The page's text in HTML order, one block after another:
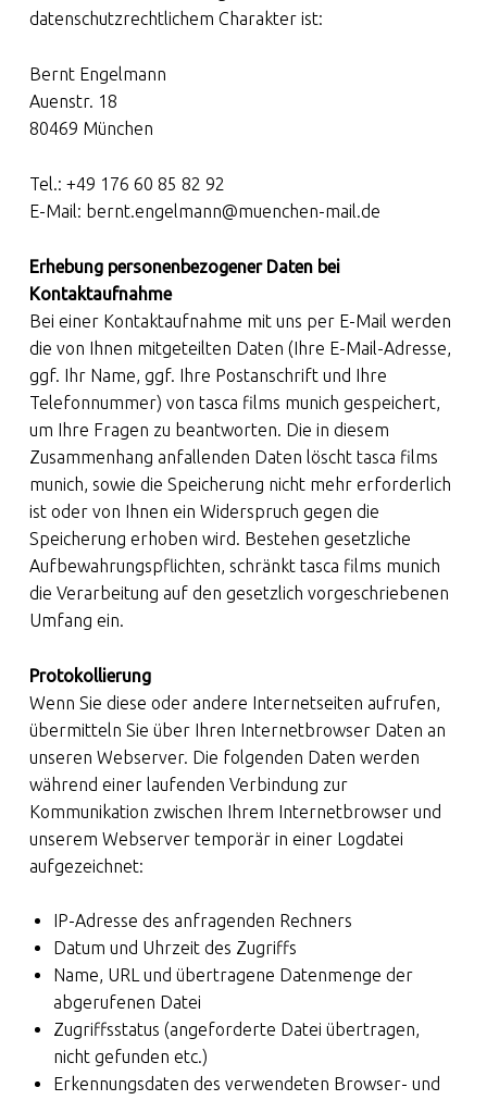
datenschutzrechtlichem Charakter ist:
Bernt Engelmann
Auenstr. 18
80469 München
Tel.: +49 176 60 85 82 92
E-Mail: bernt.engelmann@muenchen-mail.de
Erhebung personenbezogener Daten bei
Kontaktaufnahme
Bei einer Kontaktaufnahme mit uns per E-Mail werden
die von Ihnen mitgeteilten Daten (Ihre E-Mail-Adresse,
ggf. Ihr Name, ggf. Ihre Postanschrift und Ihre
Telefonnummer) von tasca films munich gespeichert,
um Ihre Fragen zu beantworten. Die in diesem
Zusammenhang anfallenden Daten löscht tasca films
munich, sowie die Speicherung nicht mehr erforderlich
ist oder von Ihnen ein Widerspruch gegen die
Speicherung erhoben wird. Bestehen gesetzliche
Aufbewahrungspflichten, schränkt tasca films munich
die Verarbeitung auf den gesetzlich vorgeschriebenen
Umfang ein.
Protokollierung
Wenn Sie diese oder andere Internetseiten aufrufen,
übermitteln Sie über Ihren Internetbrowser Daten an
unseren Webserver. Die folgenden Daten werden
während einer laufenden Verbindung zur
Kommunikation zwischen Ihrem Internetbrowser und
unserem Webserver temporär in einer Logdatei
aufgezeichnet:
IP-Adresse des anfragenden Rechners
Datum und Uhrzeit des Zugriffs
Name, URL und übertragene Datenmenge der
abgerufenen Datei
Zugriffsstatus (angeforderte Datei übertragen,
nicht gefunden etc.)
Erkennungsdaten des verwendeten Browser- und